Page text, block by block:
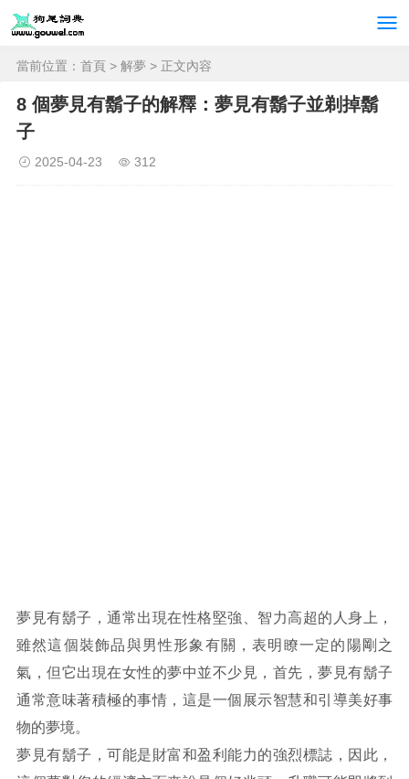
當前位置： 首頁 > 解夢 > 正文內容
8 個夢見有鬍子的解釋：夢見有鬍子並剃掉鬍
子
2025-04-23 312
夢見有鬍子，通常出現在性格堅強、智力高超的人身上，
雖然這個裝飾品與男性形象有關，表明瞭一定的陽剛之
氣，但它出現在女性的夢中並不少見，首先，夢見有鬍子
通常意味著積極的事情，這是一個展示智慧和引導美好事
物的夢境。
夢見有鬍子，可能是財富和盈利能力的強烈標誌，因此，